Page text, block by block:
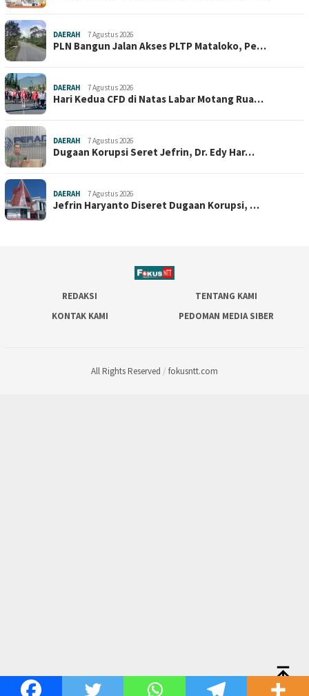
DAERAH 7 Agustus 2026
PLN Bangun Jalan Akses PLTP Mataloko, Pe…
DAERAH 7 Agustus 2026
Hari Kedua CFD di Natas Labar Motang Rua…
DAERAH 7 Agustus 2026
Dugaan Korupsi Seret Jefrin, Dr. Edy Har…
DAERAH 7 Agustus 2026
Jefrin Haryanto Diseret Dugaan Korupsi, …
REDAKSI
TENTANG KAMI
KONTAK KAMI
PEDOMAN MEDIA SIBER
All Rights Reserved / fokusntt.com